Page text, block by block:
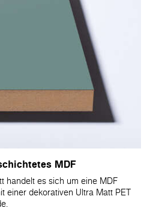
MDF
handelt es sich um eine MDF
einer dekorativen Ultra Matt PET